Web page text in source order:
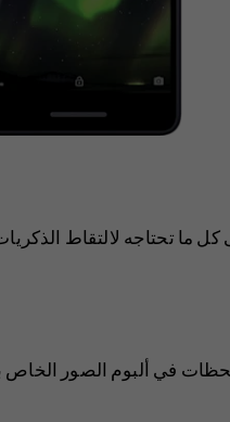
ما تحتاجه لالتقاط
في ألبوم الصور الخاص